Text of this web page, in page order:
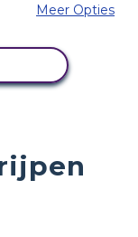
Meer Opties